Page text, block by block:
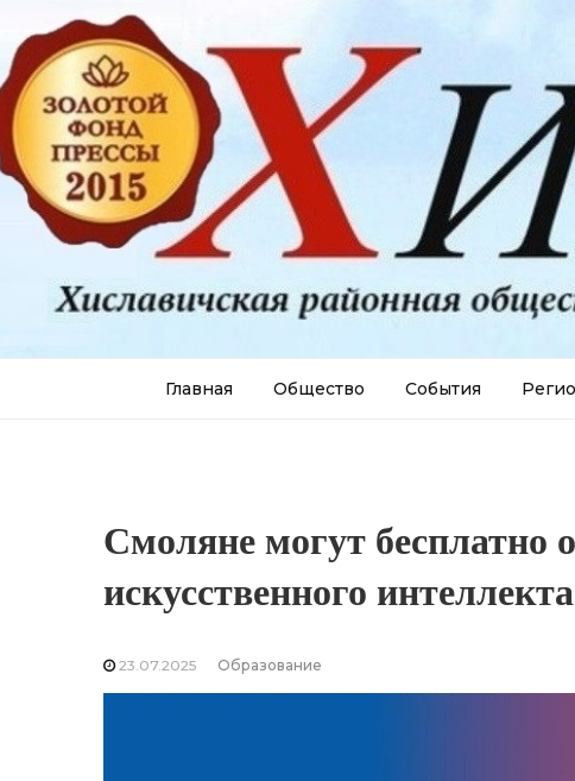
Главная Общество События
Смоляне могут бесплатно
искусственного интеллекта
23.07.2025 Образование